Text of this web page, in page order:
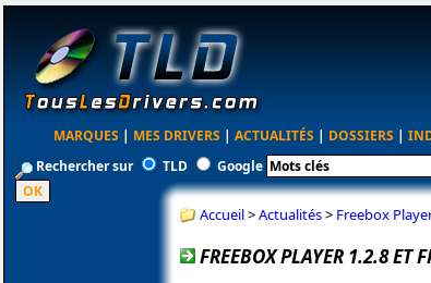
MARQUES | MES DRIVERS | ACTUALITÉS | DOSSIERS |
Rechercher sur
TLD Google
Accueil>Actualités> Freebox
FREEBOX PLAYER 1.2.8 ET